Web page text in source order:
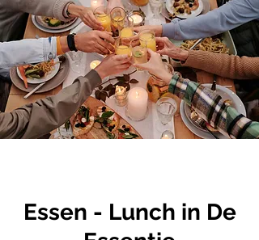
Essen - Lunch in De